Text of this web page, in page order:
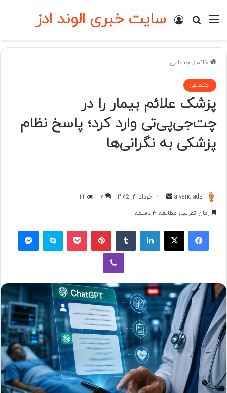
سایت خبری الوند ادز منو جستجو برای
ورود
خانه/ اجتماعی
اجتماعی
پزشک علائم بیمار را در
چت‌جی‌پی‌تی وارد کرد؛ پاسخ نظام
پزشکی به نگرانی‌ها
alvand-ads
ارسال خرداد 19, 1405 0
22
زمان تقریبی مطالعه 3 دقیقه
فیسبوکایکس لینکداینتامبلر پینتریستپاکت اسکایپ مسنجر
وایبر